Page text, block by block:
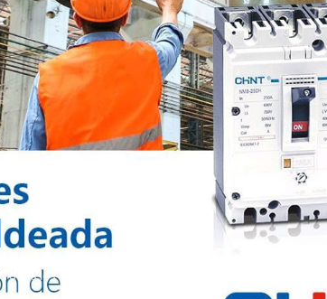
Todos los derechos reservados @2024